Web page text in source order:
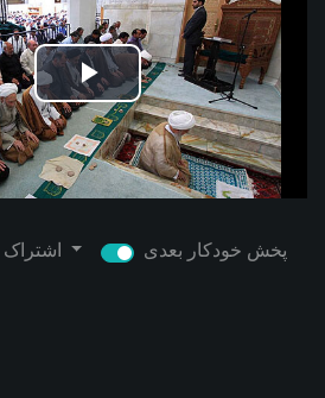
Play
Video
پخش خودکار بعدی